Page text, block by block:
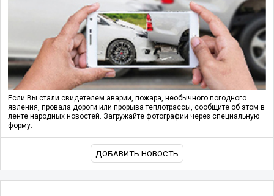
Если Вы стали свидетелем аварии, пожара, необычного погодного
явления, провала дороги или прорыва теплотрассы, сообщите об этом в
ленте народных новостей. Загружайте фотографии через специальную
форму.
ДОБАВИТЬ НОВОСТЬ